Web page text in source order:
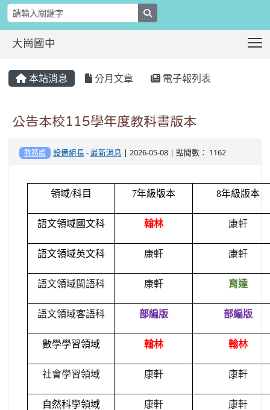
大崗國中
本站消息 分月文章 電子報列表
公告本校115學年度教科書版本
教務處 設備組長-最新消息 | 2026-05-08 | 點閱數： 1162
領域/科目 7年級版本 8年級版本
語文領域國文科 翰林 康軒
語文領域英文科 康軒 康軒
語文領域閩語科 康軒 育達
語文領域客語科 部編版 部編版
數學學習領域 翰林 翰林
社會學習領域 康軒 康軒
自然科學領域 康軒 康軒